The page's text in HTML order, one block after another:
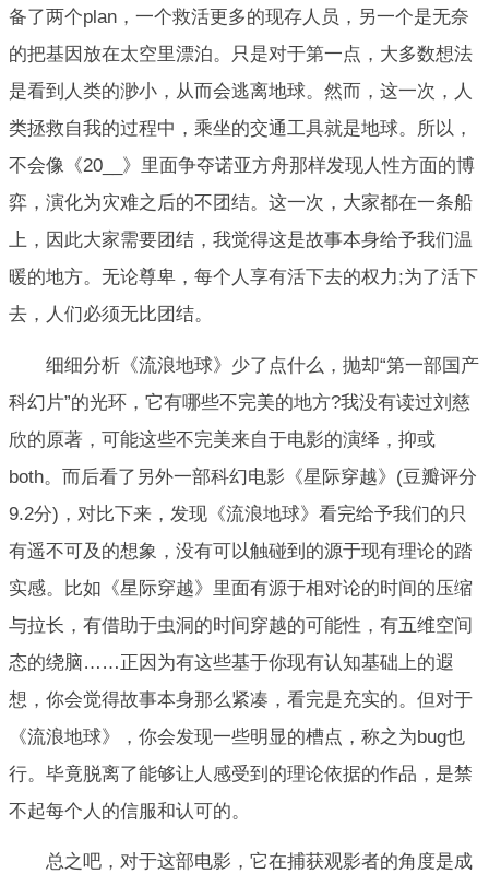
备了两个plan，一个救活更多的现存人员，另一个是无奈
的把基因放在太空里漂泊。只是对于第一点，大多数想法
是看到人类的渺小，从而会逃离地球。然而，这一次，人
类拯救自我的过程中，乘坐的交通工具就是地球。所以，
不会像《20__》里面争夺诺亚方舟那样发现人性方面的博
弈，演化为灾难之后的不团结。这一次，大家都在一条船
上，因此大家需要团结，我觉得这是故事本身给予我们温
暖的地方。无论尊卑，每个人享有活下去的权力;为了活下
去，人们必须无比团结。
细细分析《流浪地球》少了点什么，抛却“第一部国产
科幻片”的光环，它有哪些不完美的地方?我没有读过刘慈
欣的原著，可能这些不完美来自于电影的演绎，抑或
both。而后看了另外一部科幻电影《星际穿越》(豆瓣评分
9.2分)，对比下来，发现《流浪地球》看完给予我们的只
有遥不可及的想象，没有可以触碰到的源于现有理论的踏
实感。比如《星际穿越》里面有源于相对论的时间的压缩
与拉长，有借助于虫洞的时间穿越的可能性，有五维空间
态的绕脑……正因为有这些基于你现有认知基础上的遐
想，你会觉得故事本身那么紧凑，看完是充实的。但对于
《流浪地球》，你会发现一些明显的槽点，称之为bug也
行。毕竟脱离了能够让人感受到的理论依据的作品，是禁
不起每个人的信服和认可的。
总之吧，对于这部电影，它在捕获观影者的角度是成